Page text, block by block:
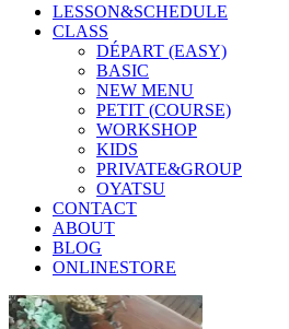
LESSON&SCHEDULE
CLASS
DÉPART (EASY)
BASIC
NEW MENU
PETIT (COURSE)
WORKSHOP
KIDS
PRIVATE&GROUP
OYATSU
CONTACT
ABOUT
BLOG
ONLINESTORE